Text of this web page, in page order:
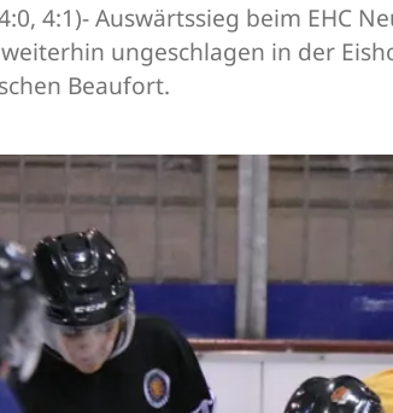
4:1)- Auswärtssieg beim EHC
ungeschlagen in der
Beaufort.